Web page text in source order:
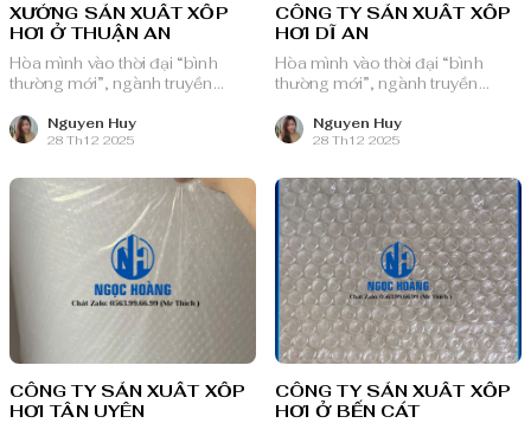
XƯỞNG SẢN XUẤT XỐP
HƠI Ở THUẬN AN
Hòa mình vào thời đại “bình
thường mới”, ngành truyền
nguồn lực dồi dào và chiến lược
bài bản, sẵn sàng ghi danh trên
Nguyen Huy
28 Th12 2025
CÔNG TY SẢN XUẤT XỐP
HƠI DĨ AN
Hòa mình vào thời đại “bình
thường mới”, ngành truyền
nguồn lực dồi dào và chiến lược
bài bản, sẵn sàng ghi danh trên
Nguyen Huy
28 Th12 2025
CÔNG TY SẢN XUẤT XỐP
HƠI TÂN UYÊN
CÔNG TY SẢN XUẤT XỐP
HƠI Ở BẾN CÁT